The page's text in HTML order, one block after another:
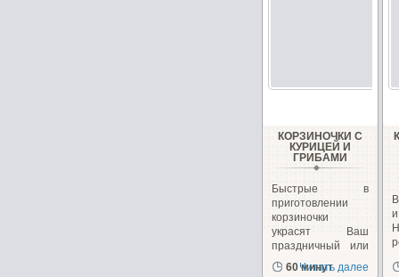
КОРЗИНОЧКИ С
КУРИЦЕЙ И
ГРИБАМИ
Быстрые в
приготовлении
корзиночки
украсят Ваш
праздничный или
повседневный...
60 минут
Читать далее